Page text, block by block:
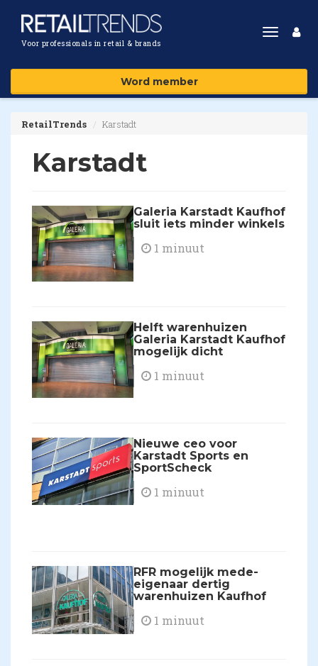
Voor professionals in retail & brands
Toggle
Word member
RetailTrends Karstadt
Karstadt
Galeria Karstadt Kaufhof
sluit iets minder winkels
1 minuut
Helft warenhuizen
Galeria Karstadt Kaufhof
mogelijk dicht
1 minuut
Nieuwe ceo voor
Karstadt Sports en
SportScheck
1 minuut
RFR mogelijk mede-
eigenaar dertig
warenhuizen Kaufhof
1 minuut